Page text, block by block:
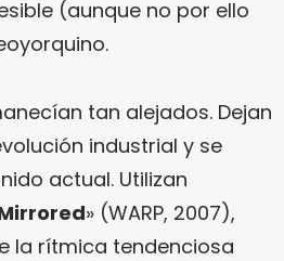
(aunque no por ello
tan alejados. Dejan
industrial y se
actual. Utilizan
» (WARP, 2007),
la rítmica tendenciosa